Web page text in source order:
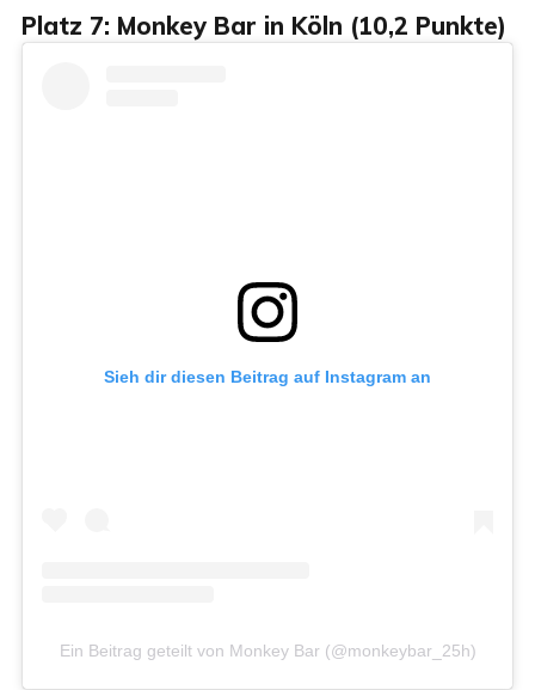
Platz 7: Monkey Bar in Köln (10,2 Punkte)
Sieh dir diesen Beitrag auf Instagram an
Ein Beitrag geteilt von Monkey Bar (@monkeybar_25h)